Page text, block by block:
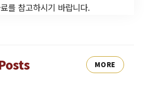
를 참고하시기 바랍니다.
MORE